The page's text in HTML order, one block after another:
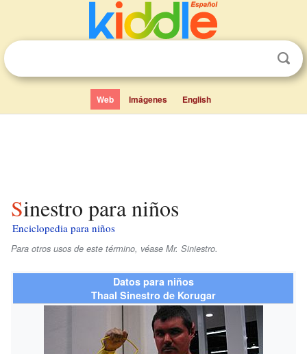
Web Imágenes English
Sinestro para niños
Enciclopedia para niños
Para otros usos de este término, véase Mr. Siniestro.
Datos para niños
Thaal Sinestro de Korugar